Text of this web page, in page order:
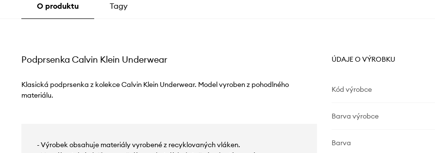
O produktu Tagy
Podprsenka Calvin Klein Underwear
Klasická podprsenka z kolekce Calvin Klein Underwear. Model vyroben z pohodlného
materiálu.
- Výrobek obsahuje materiály vyrobené z recyklovaných vláken.
ÚDAJE O VÝROBKU
Kód výrobce
Barva výrobce
Barva